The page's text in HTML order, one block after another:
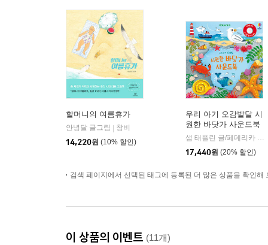
할머니의 여름휴가
안녕달 글그림
창비
14,220원 (10% 할인)
우리 아기 오감발달 시
원한 바닷가 사운드북
샘 태플린 글/페데리카 아이오사 그림
17,440원 (20% 할인)
검색 페이지에서 선택된 태그에 등록된 더 많은 상품을 확인해
이 상품의 이벤트 (11개)